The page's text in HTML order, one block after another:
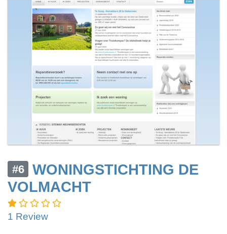
#6
WONINGSTICHTING DE
VOLMACHT
1 Review